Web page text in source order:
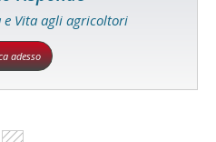
e Vita agli agricoltori
adesso